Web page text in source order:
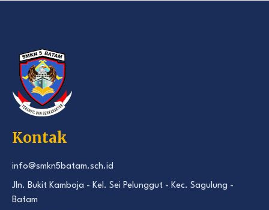
Kontak
info@smkn5batam.sch.id
Jln. Bukit Kamboja - Kel. Sei Pelunggut - Kec. Sagulung -
Batam